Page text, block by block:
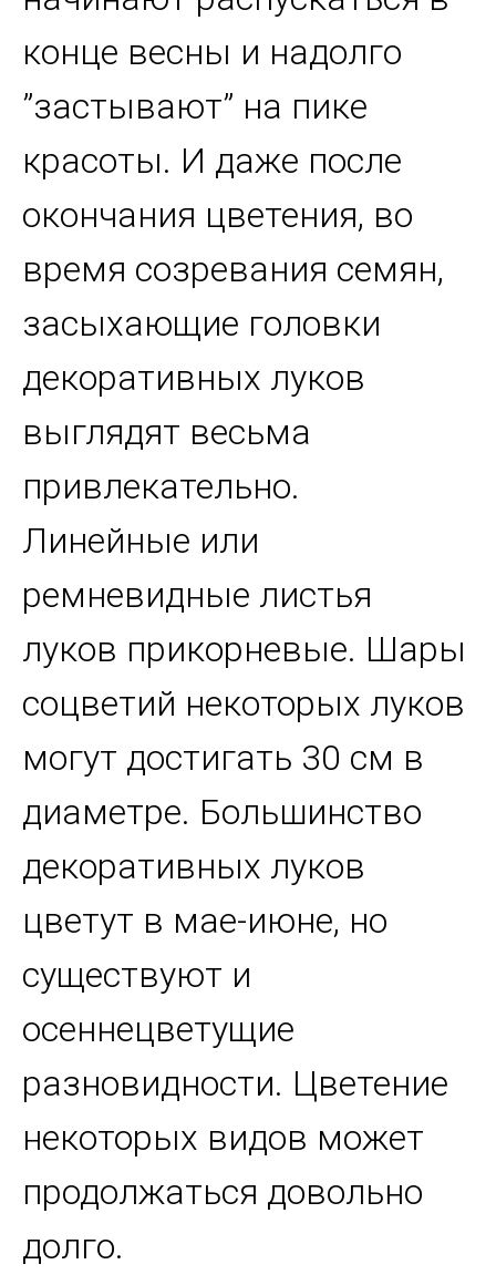
конце весны и надолго
”застывают” на пике
красоты. И даже после
окончания цветения, во
время созревания семян,
засыхающие головки
декоративных луков
выглядят весьма
привлекательно.
Линейные или
ремневидные листья
луков прикорневые. Шары
соцветий некоторых луков
могут достигать 30 см в
диаметре. Большинство
декоративных луков
цветут в мае-июне, но
существуют и
осеннецветущие
разновидности. Цветение
некоторых видов может
продолжаться довольно
долго.